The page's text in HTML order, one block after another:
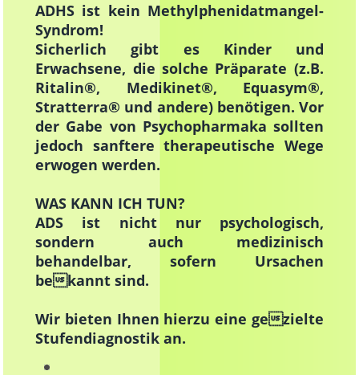
ADHS ist kein Methylphenidatmangel-
Syndrom!
Sicherlich gibt es Kinder und
Erwachsene, die solche Präparate (z.B.
Ritalin®, Medikinet®, Equasym®,
Stratterra® und andere) benötigen. Vor
der Gabe von Psychopharmaka sollten
jedoch sanftere therapeutische Wege
erwogen werden.
WAS KANN ICH TUN?
ADS ist nicht nur psychologisch,
sondern auch medizinisch
behandelbar, sofern Ursachen
bekannt sind.
Wir bieten Ihnen hierzu eine gezielte
Stufendiagnostik an.